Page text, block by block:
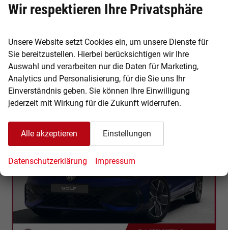
32.364,– €
Verbrauch kombiniert:4,70 l/100km
CO2-Klasse: D
CO2-Emissionen:122,00 g/km
Wir respektieren Ihre Privatsphäre
Unsere Website setzt Cookies ein, um unsere Dienste für
Sie bereitzustellen. Hierbei berücksichtigen wir Ihre
Auswahl und verarbeiten nur die Daten für Marketing,
Analytics und Personalisierung, für die Sie uns Ihr
Einverständnis geben. Sie können Ihre Einwilligung
jederzeit mit Wirkung für die Zukunft widerrufen.
Alle akzeptieren Einstellungen
Datenschutzerklärung Impressum